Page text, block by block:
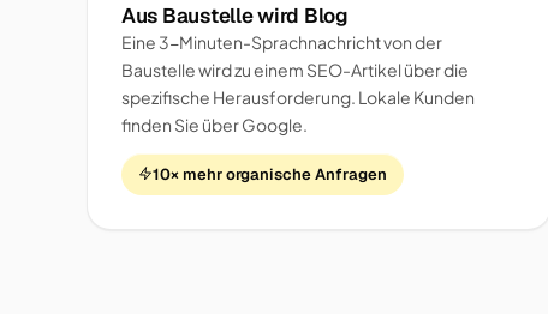
Aus Baustelle wird Blog
Eine 3-Minuten-Sprachnachricht von der
Baustelle wird zu einem SEO-Artikel über die
spezifische Herausforderung. Lokale Kunden
finden Sie über Google.
10× mehr organische Anfragen